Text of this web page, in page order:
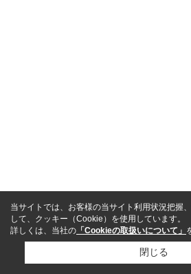
当サイトでは、お客様の当サイト利用状況把握
して、クッキー（Cookie）を使用しています。
詳しくは、当社の 「Cookieの取扱いについて」
閉じる